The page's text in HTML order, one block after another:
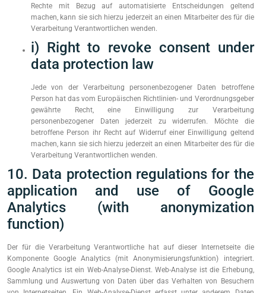
Rechte mit Bezug auf automatisierte Entscheidungen geltend
machen, kann sie sich hierzu jederzeit an einen Mitarbeiter des für die
Verarbeitung Verantwortlichen wenden.
i) Right to revoke consent under
data protection law
Jede von der Verarbeitung personenbezogener Daten betroffene
Person hat das vom Europäischen Richtlinien- und Verordnungsgeber
gewährte Recht, eine Einwilligung zur Verarbeitung
personenbezogener Daten jederzeit zu widerrufen. Möchte die
betroffene Person ihr Recht auf Widerruf einer Einwilligung geltend
machen, kann sie sich hierzu jederzeit an einen Mitarbeiter des für die
Verarbeitung Verantwortlichen wenden.
10. Data protection regulations for the
application and use of Google
Analytics (with anonymization
function)
Der für die Verarbeitung Verantwortliche hat auf dieser Internetseite die
Komponente Google Analytics (mit Anonymisierungsfunktion) integriert.
Google Analytics ist ein Web-Analyse-Dienst. Web-Analyse ist die Erhebung,
Sammlung und Auswertung von Daten über das Verhalten von Besuchern